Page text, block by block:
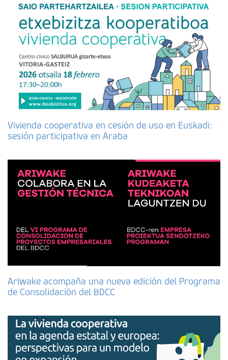
Vivienda cooperativa en cesión de uso en Euskadi:
sesión participativa en Araba
Ariwake acompaña una nueva edición del Programa
de Consolidación del BDCC